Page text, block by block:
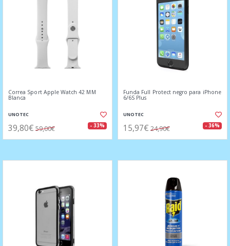
Correa Sport Apple Watch 42 MM
Blanca
UNOTEC
39,80€ 59,00€ - 33%
Funda Full Protect negro para iPhone
6/6S Plus
UNOTEC
15,97€ 24,90€ - 36%